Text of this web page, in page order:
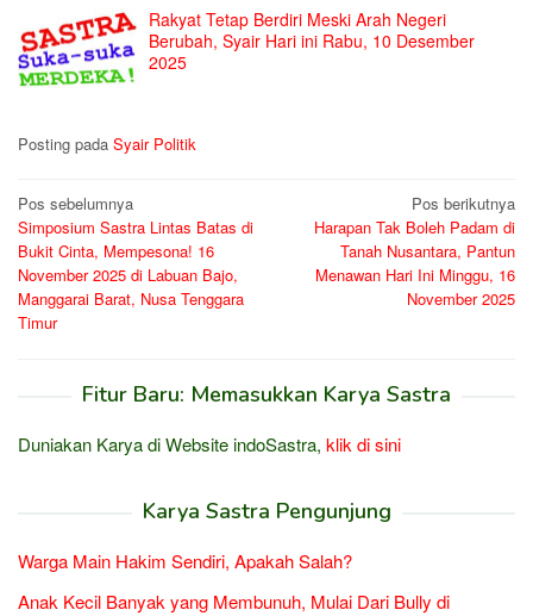
Rakyat Tetap Berdiri Meski Arah Negeri
Berubah, Syair Hari ini Rabu, 10 Desember
2025
Posting pada Syair Politik
Navigasi
pos
Pos sebelumnya
Simposium Sastra Lintas Batas di
Bukit Cinta, Mempesona! 16
November 2025 di Labuan Bajo,
Manggarai Barat, Nusa Tenggara
Timur
Pos berikutnya
Harapan Tak Boleh Padam di
Tanah Nusantara, Pantun
Menawan Hari Ini Minggu, 16
November 2025
Fitur Baru: Memasukkan Karya Sastra
Duniakan Karya di Website indoSastra, klik di sini
Karya Sastra Pengunjung
Warga Main Hakim Sendiri, Apakah Salah?
Anak Kecil Banyak yang Membunuh, Mulai Dari Bully di